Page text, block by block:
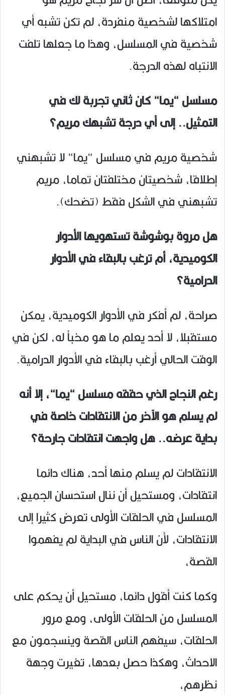
امتلاكها لشخصية منفردة، لم تكن تشبه أي
شخصية في المسلسل، وهذا ما جعلها تلفت
الانتباه لهذه الدرجة.
مسلسل “يما“ كان ثاني تجربة لك في
التمثيل.. إلى أي درجة تشبهك مريم؟
شخصية مريم في مسلسل “يما“ لا تشبهني
إطلاقا، شخصيتان مختلفتان تماما، مريم
تشبهني في الشكل فقط (تضحك).
هل مروة بوشوشة تستهويها الأدوار
الكوميدية، أم ترغب بالبقاء في الأدوار
الدرامية؟
صراحة، لم أفكر في الأدوار الكوميدية، يمكن
مستقبلا، لا أحد يعلم ما هو مخبأ له، لكن في
الوقت الحالي أرغب بالبقاء في الأدوار الدرامية.
رغم النجاح الذي حققه مسلسل “يما“، إلا أنه
لم يسلم هو الآخر من الانتقادات خاصة في
بداية عرضه.. هل واجهت انتقادات جارحة؟
الانتقادات لم يسلم منها أحد، هناك دائما
انتقادات، ومستحيل أن ننال استحسان الجميع،
المسلسل في الحلقات الأولى تعرض كثيرا إلى
الانتقادات، لأن الناس في البداية لم يفهموا
القصة،
وكما كنت أقول دائما، مستحيل أن يحكم على
المسلسل من الحلقات الأولى، ومع مرور
الحلقات، سيفهم الناس القصة وينسجمون مع
الاحداث، وهكذا حصل بعدها، تغيرت وجهة
نظرهم،